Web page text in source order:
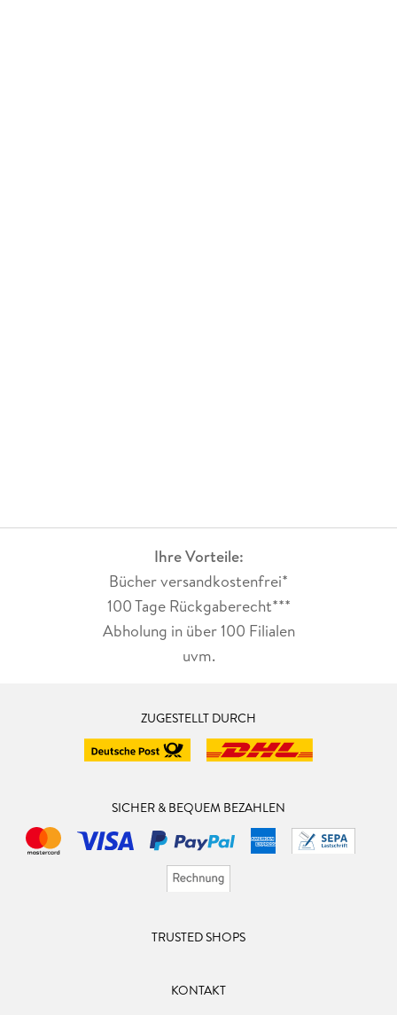
Ihre Vorteile:
Bücher versandkostenfrei*
100 Tage Rückgaberecht***
Abholung in über 100 Filialen
uvm.
ZUGESTELLT DURCH
SICHER & BEQUEM BEZAHLEN
TRUSTED SHOPS
KONTAKT